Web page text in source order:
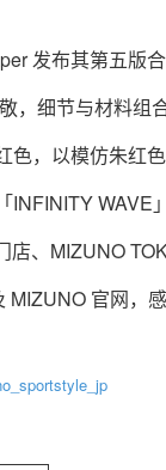
发布其第五版
，细节与材料
色，以模仿朱红
INFINITY
店、MIZUNO
官网，